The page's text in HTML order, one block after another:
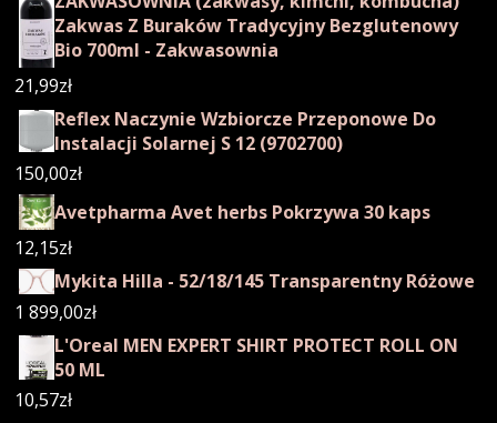
Zakwas Z Buraków Tradycyjny Bezglutenowy
Bio 700ml - Zakwasownia
21,99zł
Reflex Naczynie Wzbiorcze Przeponowe Do
Instalacji Solarnej S 12 (9702700)
150,00zł
Avetpharma Avet herbs Pokrzywa 30 kaps
12,15zł
Mykita Hilla - 52/18/145 Transparentny Różowe
1 899,00zł
L'Oreal MEN EXPERT SHIRT PROTECT ROLL ON
50 ML
10,57zł